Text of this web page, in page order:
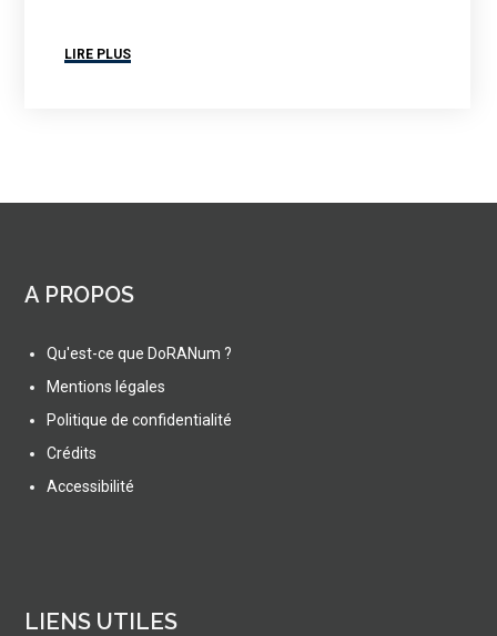
LIRE PLUS
A PROPOS
Qu'est-ce que DoRANum ?
Mentions légales
Politique de confidentialité
Crédits
Accessibilité
LIENS UTILES